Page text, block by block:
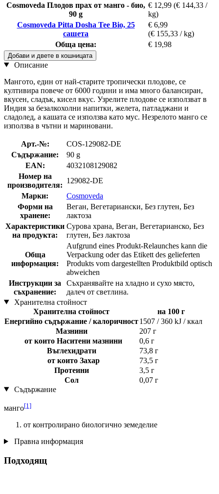
Cosmoveda Плодов прах от манго - био,
90 g
€ 12,99 (€ 144,33 /
kg)
Cosmoveda Pitta Dosha Tee Bio, 25
сашета
€ 6,99
(€ 155,33 / kg)
Обща цена:
€ 19,98
Добави и двете в кошницата
Описание
Мангото, един от най-старите тропически плодове, се
култивира повече от 6000 години и има много балансиран,
вкусен, сладък, кисел вкус. Узрелите плодове се използват в
Индия за безалкохолни напитки, желета, патладжани и
сладолед, а кашата се използва като мус. Незрелото манго се
използва в чътни и мариновани.
Арт.-№:
COS-129082-DE
Съдържание:
90 g
EAN:
4032108129082
Номер на
производителя:
129082-DE
Марки:
Cosmoveda
Форми на
хранене:
Веган, Вегетариански, Без глутен, Без
лактоза
Характеристики
на продукта:
Сурова храна, Веган, Вегетарианско, Без
глутен, Без лактоза
Обща
информация:
Aufgrund eines Produkt-Relaunches kann die
Verpackung oder das Etikett des gelieferten
Produkts vom dargestellten Produktbild optisch
abweichen
Инструкции за
съхранение:
Съхранявайте на хладно и сухо място,
далеч от светлина.
Хранителна стойност
Хранителна стойност
на 100 г
Енергийно съдържание / калоричност1507 / 360 kJ / ккал
Мазнини
207 г
от които Наситени мазнини
0,6 г
Въглехидрати
73,8 г
от които Захар
73,5 г
Протеини
3,5 г
Сол
0,07 г
Съдържание
манго[1]
от контролирано биологично земеделие
Правна информация
Подходящ